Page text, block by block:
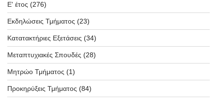
Ε' έτος (276)
Εκδηλώσεις Τμήματος (23)
Κατατακτήριες Εξετάσεις (34)
Μεταπτυχιακές Σπουδές (28)
Μητρώο Τμήματος (1)
Προκηρύξεις Τμήματος (84)